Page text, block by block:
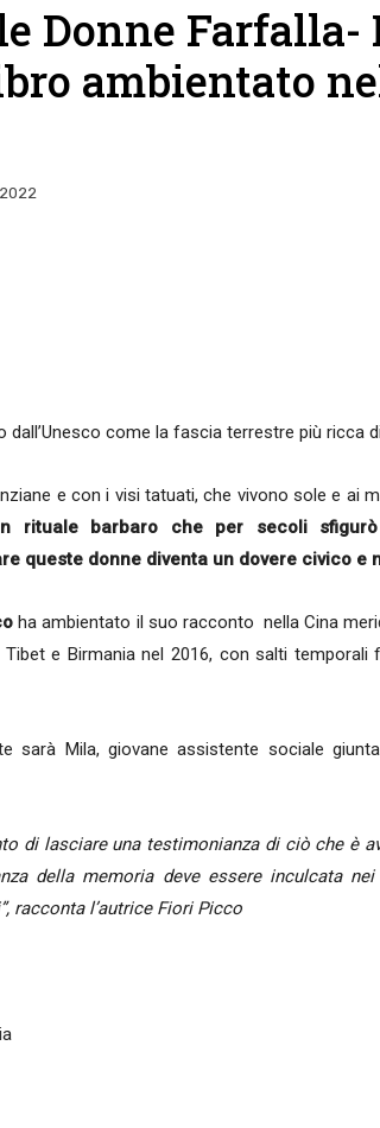
Donne Farfalla-
ambientato
come la fascia terrestre più ricca
e con i visi tatuati, che vivono sole e ai
rituale barbaro che per secoli
queste donne diventa un dovere civico e
ha ambientato il suo racconto nella Cina
e Birmania nel 2016, con salti temporali
sarà Mila, giovane assistente sociale
di lasciare una testimonianza di ciò che è
della memoria deve essere inculcata
racconta l’autrice Fiori Picco